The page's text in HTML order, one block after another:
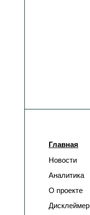
Главная
Новости
Аналитика
О проекте
Дисклеймер